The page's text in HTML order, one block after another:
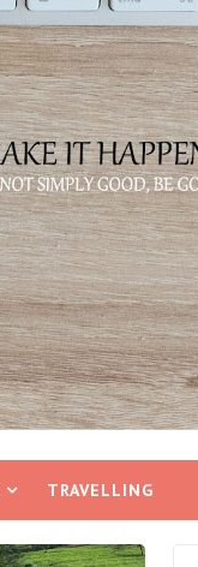
TRAVELLING